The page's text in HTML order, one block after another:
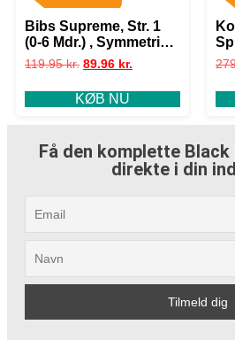
Bibs Supreme, Str. 1
(0-6 Mdr.) , Symmetrisk
– Latex
119.95kr. 89.96 kr.
KØB NU
Få den komplette
direkte i din